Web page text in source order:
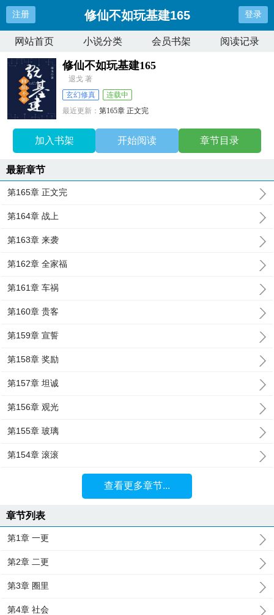
注册 修仙不如玩基建165 登录
网站首页 小说分类 会员书架 阅读记录
修仙不如玩基建165
退戈 著
玄幻修真
连载中
最近更新：第165章 正文完
加入书架 开始阅读 章节目录
最新章节
第165章 正文完
第164章 战上
第163章 来袭
第162章 全家福
第161章 车祸
第160章 贵客
第159章 宣誓
第158章 奖励
第157章 坦诚
第156章 观光
第155章 玻璃
第154章 滚滚
查看更多章节...
章节列表
第1章 一更
第2章 二更
第3章 圈里
第4章 社会